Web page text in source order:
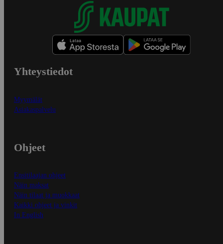
Yhteystiedot
Myymälät
Asiakaspalvelu
Ohjeet
Ensitilaajan ohjeet
Näin maksat
Näin tilaat ja muokkaat
Kaikki ohjeet ja vinkit
In English